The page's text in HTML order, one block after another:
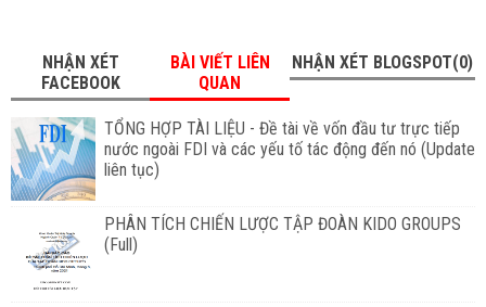
NHẬN XÉT
FACEBOOK
BÀI VIẾT LIÊN
QUAN
NHẬN XÉT BLOGSPOT(0)
TỔNG HỢP TÀI LIỆU - Đề tài về vốn đầu tư trực tiếp
nước ngoài FDI và các yếu tố tác động đến nó (Update
liên tục)
PHÂN TÍCH CHIẾN LƯỢC TẬP ĐOÀN KIDO GROUPS
(Full)